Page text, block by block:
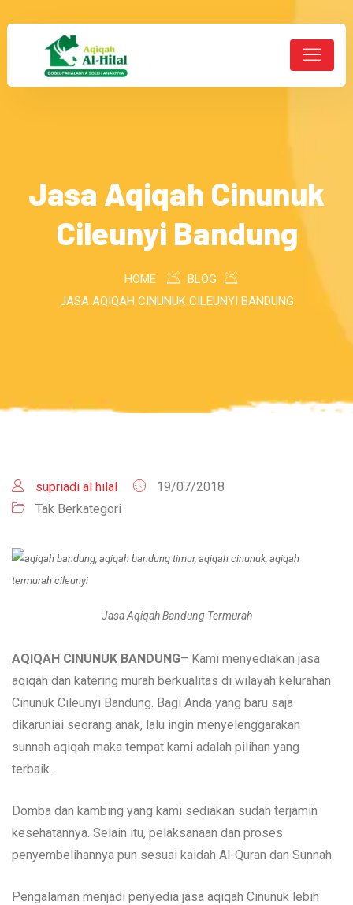
Jasa Aqiqah Cinunuk
Cileunyi Bandung
HOME
BLOG
JASA AQIQAH CINUNUK CILEUNYI BANDUNG
supriadi al hilal
19/07/2018
Tak Berkategori
Jasa Aqiqah Bandung Termurah
AQIQAH CINUNUK BANDUNG– Kami menyediakan jasa
aqiqah dan katering murah berkualitas di wilayah kelurahan
Cinunuk Cileunyi Bandung. Bagi Anda yang baru saja
dikaruniai seorang anak, lalu ingin menyelenggarakan
sunnah aqiqah maka tempat kami adalah pilihan yang
terbaik.
Domba dan kambing yang kami sediakan sudah terjamin
kesehatannya. Selain itu, pelaksanaan dan proses
penyembelihannya pun sesuai kaidah Al-Quran dan Sunnah.
Pengalaman menjadi penyedia jasa aqiqah Cinunuk lebih